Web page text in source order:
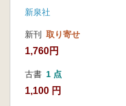
新泉社
新刊 取り寄せ
1,760円
古書 1 点
1,100 円